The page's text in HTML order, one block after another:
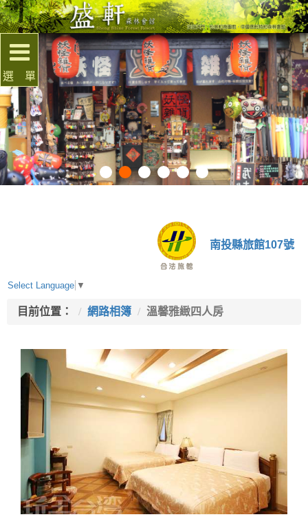
選 單
南投縣旅館107號
Select Language ▼
目前位置： 網路相簿 溫馨雅緻四人房